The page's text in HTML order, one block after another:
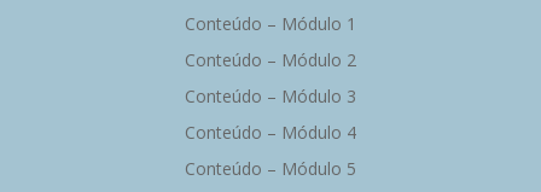
Conteúdo – Módulo 1
Conteúdo – Módulo 2
Conteúdo – Módulo 3
Conteúdo – Módulo 4
Conteúdo – Módulo 5